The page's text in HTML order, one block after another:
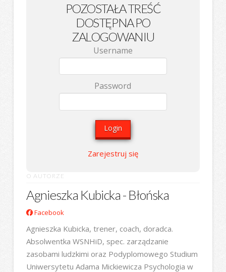
POZOSTAŁA TREŚĆ
DOSTĘPNA PO
ZALOGOWANIU
Username
Password
Zarejestruj się
O AUTORZE
Agnieszka Kubicka - Błońska
Facebook
Agnieszka Kubicka, trener, coach, doradca.
Absolwentka WSNHiD, spec. zarządzanie
zasobami ludzkimi oraz Podyplomowego Studium
Uniwersytetu Adama Mickiewicza Psychologia w